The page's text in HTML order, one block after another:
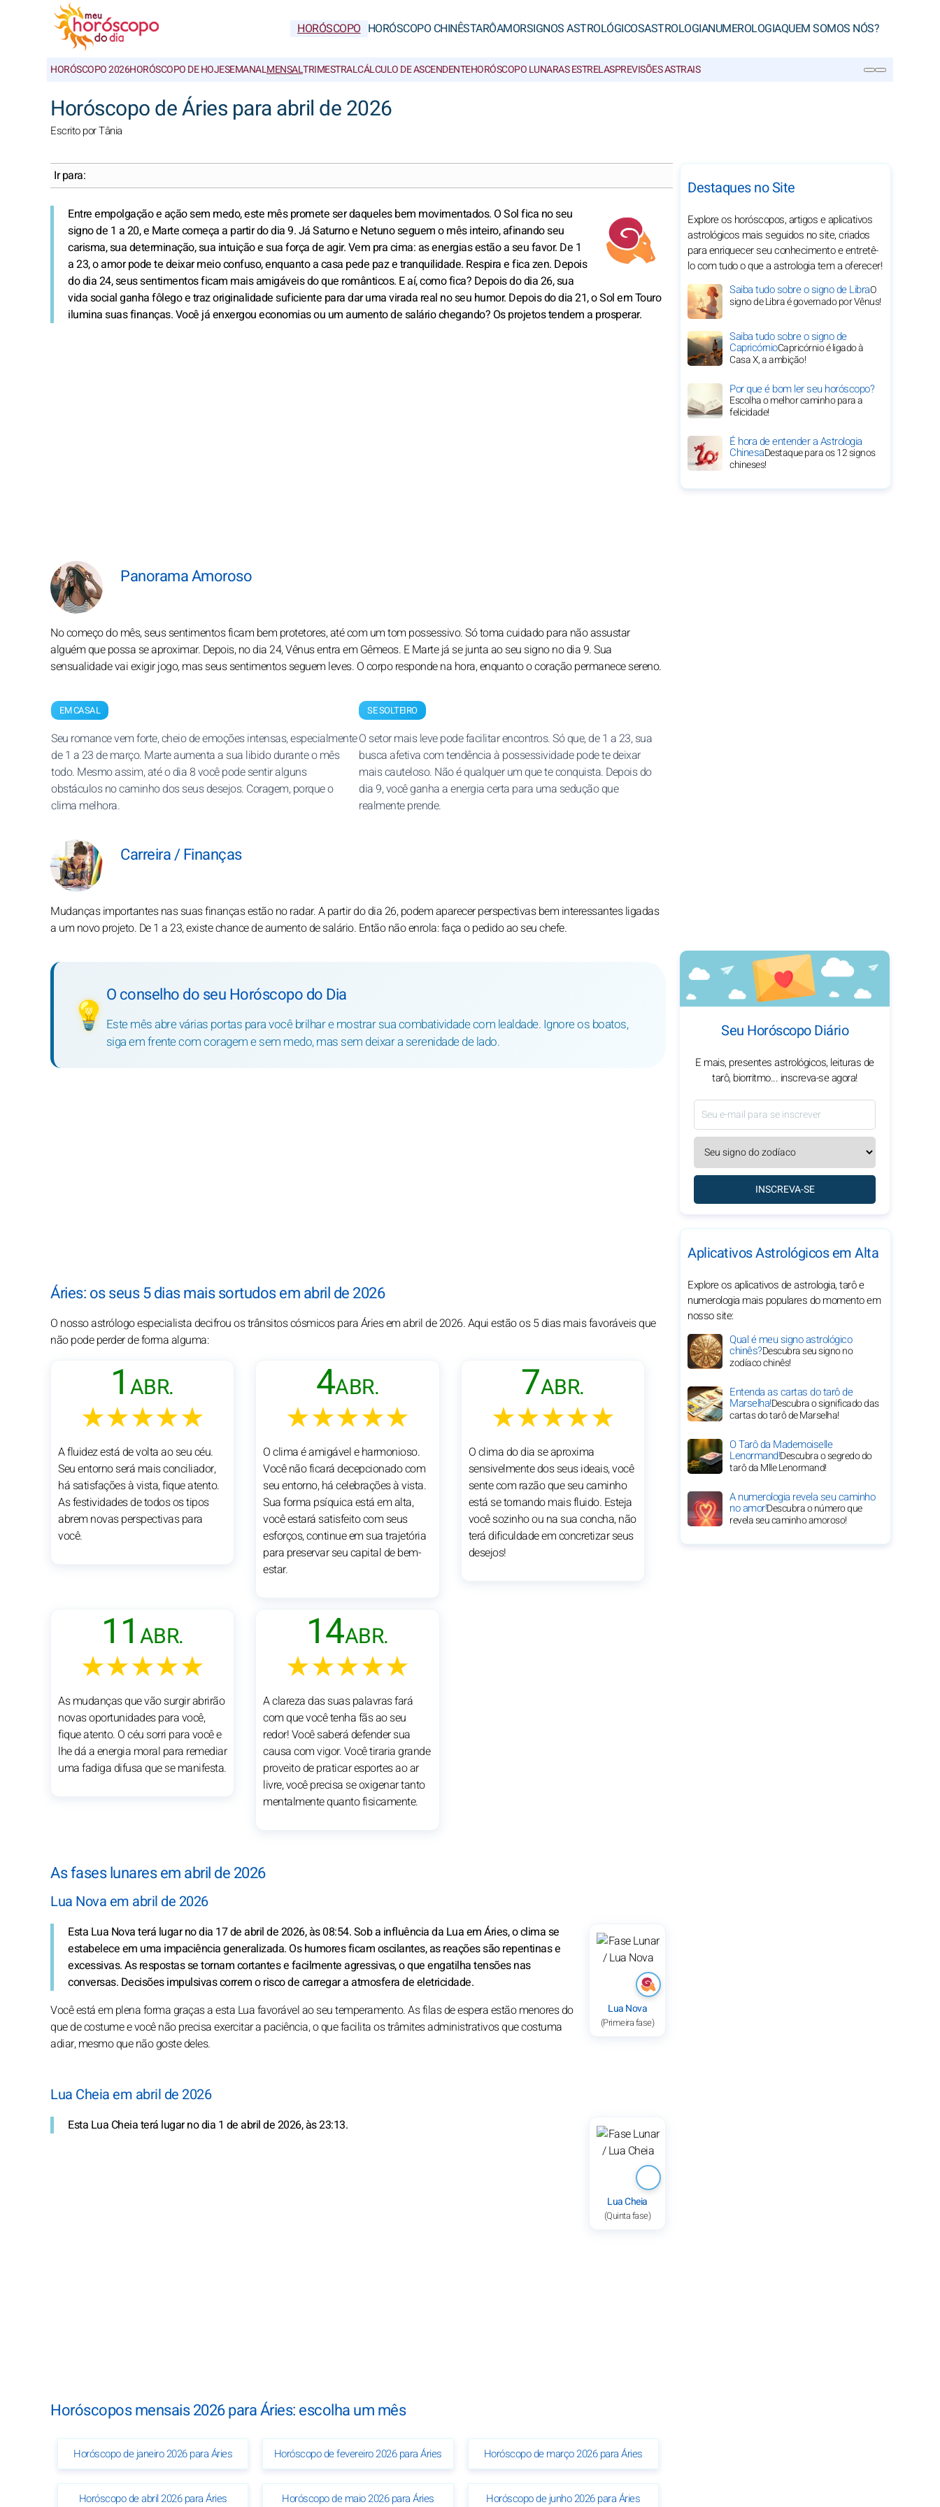
HORÓSCOPO HORÓSCOPO CHINÊSTARÔAMORSIGNOS ASTROLÓGICOSASTROLOGIANUMEROLOGIAQUEM SOMOS NÓS?
HORÓSCOPO 2026HORÓSCOPO DE HOJESEMANALMENSALTRIMESTRALCÁLCULO DE ASCENDENTEHORÓSCOPO LUNARAS ESTRELASPREVISÕES ASTRAIS
Horóscopo de Áries para abril de 2026
Escrito por Tânia
Ir para:
Entre empolgação e ação sem medo, este mês promete ser daqueles bem movimentados. O Sol fica no seu
signo de 1 a 20, e Marte começa a partir do dia 9. Já Saturno e Netuno seguem o mês inteiro, afinando seu
carisma, sua determinação, sua intuição e sua força de agir. Vem pra cima: as energias estão a seu favor. De 1
a 23, o amor pode te deixar meio confuso, enquanto a casa pede paz e tranquilidade. Respira e fica zen. Depois
do dia 24, seus sentimentos ficam mais amigáveis do que românticos. E aí, como fica? Depois do dia 26, sua
vida social ganha fôlego e traz originalidade suficiente para dar uma virada real no seu humor. Depois do dia 21, o Sol em Touro
ilumina suas finanças. Você já enxergou economias ou um aumento de salário chegando? Os projetos tendem a prosperar.
Panorama Amoroso
No começo do mês, seus sentimentos ficam bem protetores, até com um tom possessivo. Só toma cuidado para não assustar
alguém que possa se aproximar. Depois, no dia 24, Vênus entra em Gêmeos. E Marte já se junta ao seu signo no dia 9. Sua
sensualidade vai exigir jogo, mas seus sentimentos seguem leves. O corpo responde na hora, enquanto o coração permanece sereno.
EM CASAL
Seu romance vem forte, cheio de emoções intensas, especialmente
de 1 a 23 de março. Marte aumenta a sua libido durante o mês
todo. Mesmo assim, até o dia 8 você pode sentir alguns
obstáculos no caminho dos seus desejos. Coragem, porque o
clima melhora.
SE SOLTEIRO
O setor mais leve pode facilitar encontros. Só que, de 1 a 23, sua
busca afetiva com tendência à possessividade pode te deixar
mais cauteloso. Não é qualquer um que te conquista. Depois do
dia 9, você ganha a energia certa para uma sedução que
realmente prende.
Carreira / Finanças
Mudanças importantes nas suas finanças estão no radar. A partir do dia 26, podem aparecer perspectivas bem interessantes ligadas
a um novo projeto. De 1 a 23, existe chance de aumento de salário. Então não enrola: faça o pedido ao seu chefe.
💡
O conselho do seu Horóscopo do Dia
Este mês abre várias portas para você brilhar e mostrar sua combatividade com lealdade. Ignore os boatos,
siga em frente com coragem e sem medo, mas sem deixar a serenidade de lado.
Áries: os seus 5 dias mais sortudos em abril de 2026
O nosso astrólogo especialista decifrou os trânsitos cósmicos para Áries em abril de 2026. Aqui estão os 5 dias mais favoráveis que
não pode perder de forma alguma:
1 ABR.
★★★★★
A fluidez está de volta ao seu céu.
Seu entorno será mais conciliador,
há satisfações à vista, fique atento.
As festividades de todos os tipos
abrem novas perspectivas para
você.
4ABR.
★★★★★
O clima é amigável e harmonioso.
Você não ficará decepcionado com
seu entorno, há celebrações à vista.
Sua forma psíquica está em alta,
você estará satisfeito com seus
esforços, continue em sua trajetória
para preservar seu capital de bem-
estar.
7ABR.
★★★★★
O clima do dia se aproxima
sensivelmente dos seus ideais, você
sente com razão que seu caminho
está se tornando mais fluido. Esteja
você sozinho ou na sua concha, não
terá dificuldade em concretizar seus
desejos!
11 ABR.
★★★★★
As mudanças que vão surgir abrirão
novas oportunidades para você,
fique atento. O céu sorri para você e
lhe dá a energia moral para remediar
uma fadiga difusa que se manifesta.
14ABR.
★★★★★
A clareza das suas palavras fará
com que você tenha fãs ao seu
redor! Você saberá defender sua
causa com vigor. Você tiraria grande
proveito de praticar esportes ao ar
livre, você precisa se oxigenar tanto
mentalmente quanto fisicamente.
As fases lunares em abril de 2026
Lua Nova em abril de 2026
Lua Nova
(Primeira fase)
Esta Lua Nova terá lugar no dia 17 de abril de 2026, às 08:54. Sob a influência da Lua em Áries, o clima se
estabelece em uma impaciência generalizada. Os humores ficam oscilantes, as reações são repentinas e
excessivas. As respostas se tornam cortantes e facilmente agressivas, o que engatilha tensões nas
conversas. Decisões impulsivas correm o risco de carregar a atmosfera de eletricidade.
Você está em plena forma graças a esta Lua favorável ao seu temperamento. As filas de espera estão menores do
que de costume e você não precisa exercitar a paciência, o que facilita os trâmites administrativos que costuma
adiar, mesmo que não goste deles.
Lua Cheia em abril de 2026
Lua Cheia
(Quinta fase)
Esta Lua Cheia terá lugar no dia 1 de abril de 2026, às 23:13.
Horóscopos mensais 2026 para Áries: escolha um mês
Horóscopo de janeiro 2026 para Áries Horóscopo de fevereiro 2026 para Áries Horóscopo de março 2026 para Áries
Horóscopo de abril 2026 para Áries Horóscopo de maio 2026 para Áries Horóscopo de junho 2026 para Áries
Destaques no Site
Explore os horóscopos, artigos e aplicativos
astrológicos mais seguidos no site, criados
para enriquecer seu conhecimento e entretê-
lo com tudo o que a astrologia tem a oferecer!
Saiba tudo sobre o signo de LibraO
signo de Libra é governado por Vênus!
Saiba tudo sobre o signo de
CapricórnioCapricórnio é ligado à
Casa X, a ambição!
Por que é bom ler seu horóscopo?
Escolha o melhor caminho para a
felicidade!
É hora de entender a Astrologia
ChinesaDestaque para os 12 signos
chineses!
Seu Horóscopo Diário
E mais, presentes astrológicos, leituras de
tarô, biorritmo... inscreva-se agora!
INSCREVA-SE
Aplicativos Astrológicos em Alta
Explore os aplicativos de astrologia, tarô e
numerologia mais populares do momento em
nosso site:
Qual é meu signo astrológico
chinês?Descubra seu signo no
zodíaco chinês!
Entenda as cartas do tarô de
Marselha!Descubra o significado das
cartas do tarô de Marselha!
O Tarô da Mademoiselle
Lenormand!Descubra o segredo do
tarô da Mlle Lenormand!
A numerologia revela seu caminho
no amor!Descubra o número que
revela seu caminho amoroso!